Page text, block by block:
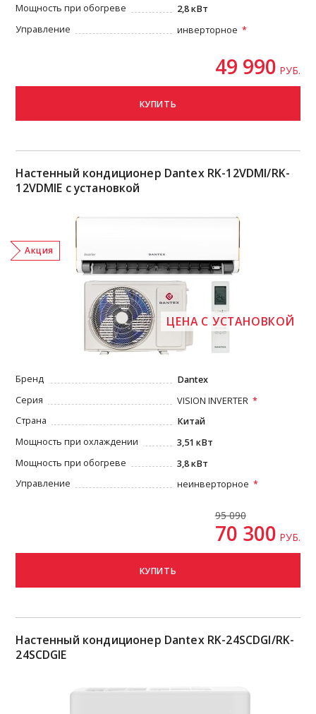
Мощность при обогреве
2,8 кВт
Управление
инверторное
49 990 РУБ.
КУПИТЬ
Настенный кондиционер Dantex RK-12VDMI/RK-
12VDMIE с установкой
Акция
ЦЕНА С УСТАНОВКОЙ
Бренд
Dantex
Серия
VISION INVERTER
Страна
Китай
Мощность при охлаждении
3,51 кВт
Мощность при обогреве
3,8 кВт
Управление
неинверторное
95 090
70 300 РУБ.
КУПИТЬ
Настенный кондиционер Dantex RK-24SCDGI/RK-
24SCDGIE